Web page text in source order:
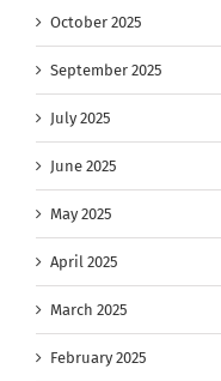
October 2025
September 2025
July 2025
June 2025
May 2025
April 2025
March 2025
February 2025